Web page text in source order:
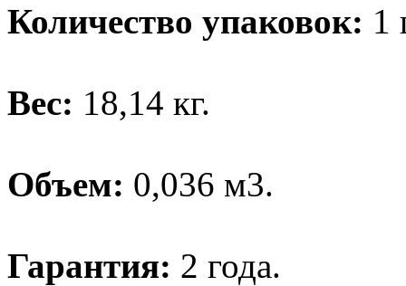
Количество упаковок: 1
Вес: 18,14 кг.
Объем: 0,036 м3.
Гарантия: 2 года.